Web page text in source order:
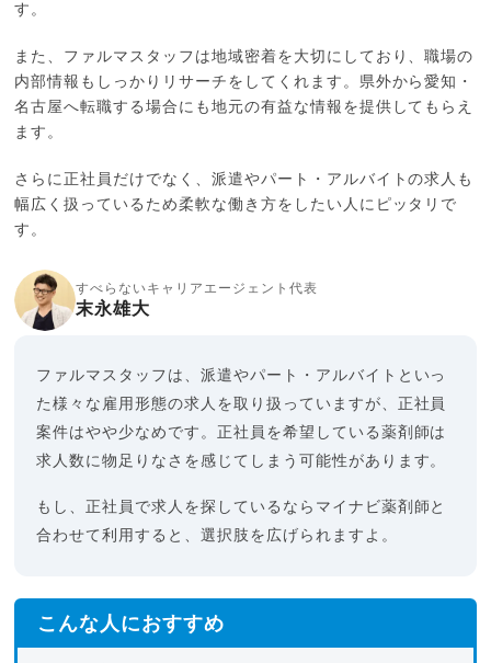
す。
また、ファルマスタッフは地域密着を大切にしており、職場の
内部情報もしっかりリサーチをしてくれます。県外から愛知・
名古屋へ転職する場合にも地元の有益な情報を提供してもらえ
ます。
さらに正社員だけでなく、派遣やパート・アルバイトの求人も
幅広く扱っているため柔軟な働き方をしたい人にピッタリで
す。
すべらないキャリアエージェント代表
末永雄大
ファルマスタッフは、派遣やパート・アルバイトといっ
た様々な雇用形態の求人を取り扱っていますが、正社員
案件はやや少なめです。正社員を希望している薬剤師は
求人数に物足りなさを感じてしまう可能性があります。
もし、正社員で求人を探しているならマイナビ薬剤師と
合わせて利用すると、選択肢を広げられますよ。
こんな人におすすめ